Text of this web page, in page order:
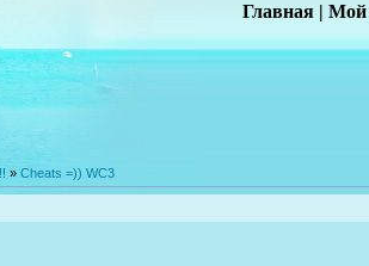
Главная | Мой
» Cheats =)) WC3